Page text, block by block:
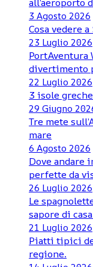
3 Agosto 2026
Cosa vedere
23 Luglio 2026
PortAventura
divertimento
22 Luglio 2026
3 isole
29 Giugno
Tre mete
mare
6 Agosto 2026
Dove andare
perfette da
26 Luglio 2026
Le
sapore di
21 Luglio 2026
Piatti tipici
regione.